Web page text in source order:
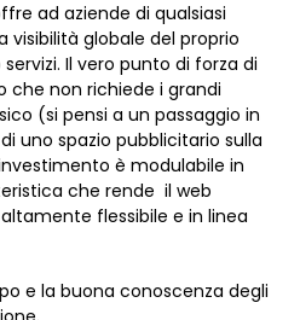
ad aziende di qualsiasi
visibilità globale del proprio
Il vero punto di forza di
non richiede i grandi
(si pensi a un passaggio in
uno spazio pubblicitario sulla
è modulabile in
che rende il web
flessibile e in linea
e la buona conoscenza degli